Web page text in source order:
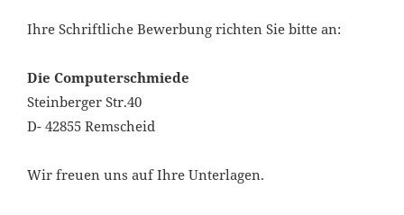
Ihre Schriftliche Bewerbung richten Sie bitte an:
Die Computerschmiede
Steinberger Str.40
D- 42855 Remscheid
Wir freuen uns auf Ihre Unterlagen.